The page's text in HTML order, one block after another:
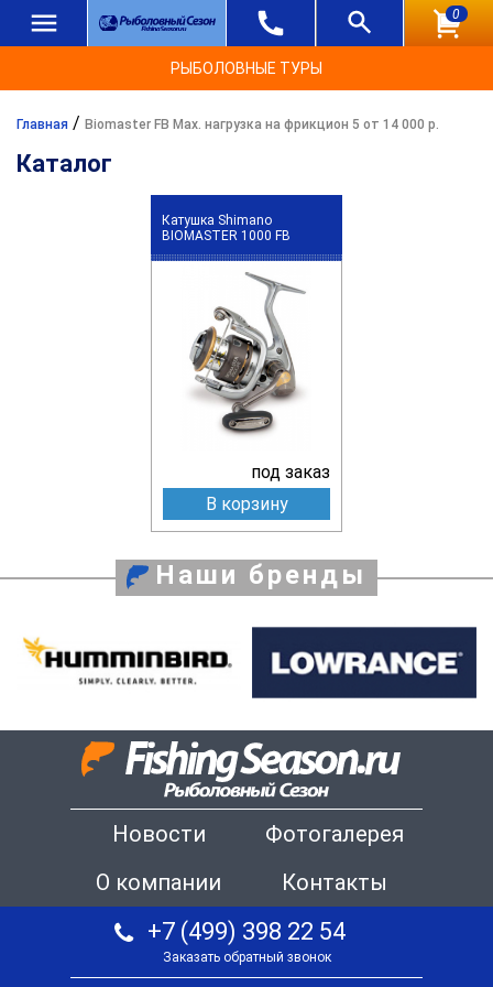
0
РЫБОЛОВНЫЕ ТУРЫ
Главная / Biomaster FB Max. нагрузка на фрикцион 5 от 14 000 р.
Каталог
Катушка Shimano
BIOMASTER 1000 FB
под заказ
В корзину
Наши бренды
Новости
Фотогалерея
О компании
Контакты
+7 (499) 398 22 54
Заказать обратный звонок